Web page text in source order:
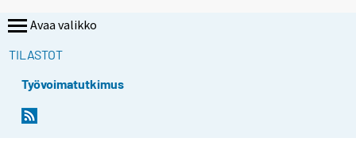
Avaa valikko
TILASTOT
Työvoimatutkimus